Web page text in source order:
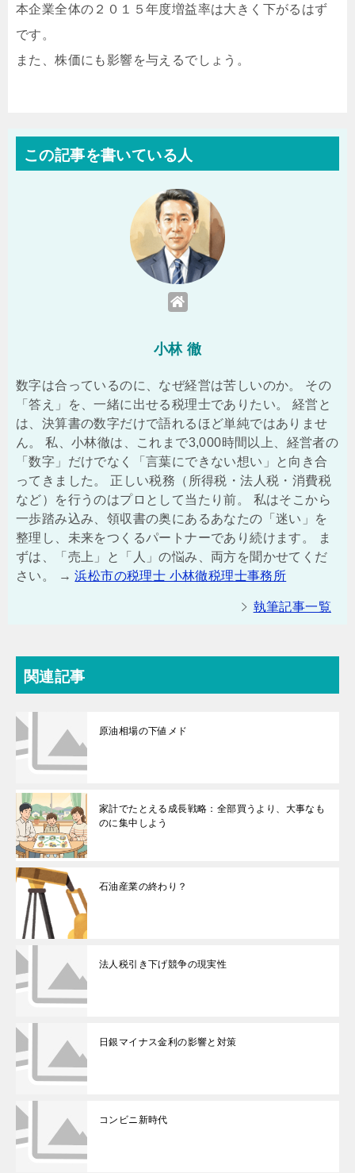
本企業全体の２０１５年度増益率は大きく下がるはず
です。
また、株価にも影響を与えるでしょう。
この記事を書いている人
小林 徹
数字は合っているのに、なぜ経営は苦しいのか。 その
「答え」を、一緒に出せる税理士でありたい。 経営と
は、決算書の数字だけで語れるほど単純ではありませ
ん。 私、小林徹は、これまで3,000時間以上、経営者の
「数字」だけでなく「言葉にできない想い」と向き合
ってきました。 正しい税務（所得税・法人税・消費税
など）を行うのはプロとして当たり前。 私はそこから
一歩踏み込み、領収書の奥にあるあなたの「迷い」を
整理し、未来をつくるパートナーであり続けます。 ま
ずは、「売上」と「人」の悩み、両方を聞かせてくだ
さい。 →浜松市の税理士 小林徹税理士事務所
執筆記事一覧
関連記事
原油相場の下値メド
家計でたとえる成長戦略：全部買うより、大事なも
のに集中しよう
石油産業の終わり？
法人税引き下げ競争の現実性
日銀マイナス金利の影響と対策
コンビニ新時代